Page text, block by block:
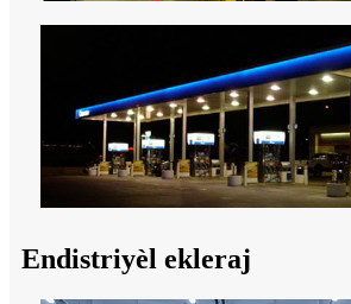
Endistriyèl ekleraj